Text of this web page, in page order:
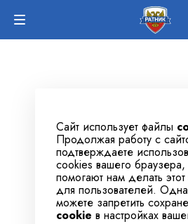
Сайт использует файлы
Продолжая работу с
подтверждаете
cookies вашего
помогают нам делать
для пользователей.
можете запретить
cookie в настройках